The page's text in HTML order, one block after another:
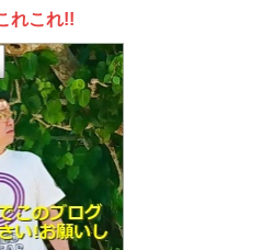
れこれ!!